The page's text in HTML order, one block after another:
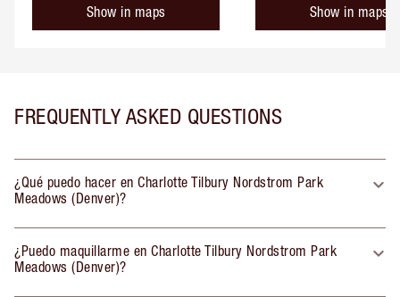
Show in maps Show in maps
FREQUENTLY ASKED QUESTIONS
¿Qué puedo hacer en Charlotte Tilbury Nordstrom Park
Meadows (Denver)?
¿Puedo maquillarme en Charlotte Tilbury Nordstrom Park
Meadows (Denver)?